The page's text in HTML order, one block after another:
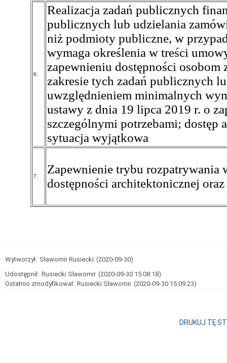
6.
Realizacja zadań publicznych
publicznych lub udzielania
niż podmioty publiczne, w
wymaga określenia w treści
zapewnieniu dostępności
zakresie tych zadań publicznych
uwzględnieniem minimalnych
ustawy z dnia 19 lipca 2019 r. o
szczególnymi potrzebami;
sytuacja wyjątkowa
7.
Zapewnienie trybu rozpatrywania
dostępności architektonicznej
Wytworzył: Sławomir Rusiecki (2020-09-30)
Udostępnił: Rusiecki Sławomir (2020-09-30 15:08:18)
Ostatnio zmodyfikował: Rusiecki Sławomir (2020-09-30 15:09:23)
DRUKUJ TĘ